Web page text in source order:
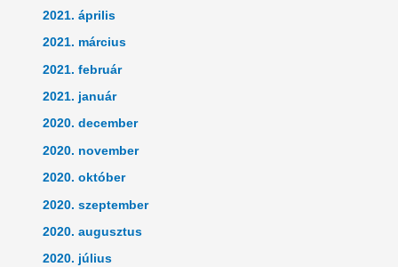
2021. április
2021. március
2021. február
2021. január
2020. december
2020. november
2020. október
2020. szeptember
2020. augusztus
2020. július